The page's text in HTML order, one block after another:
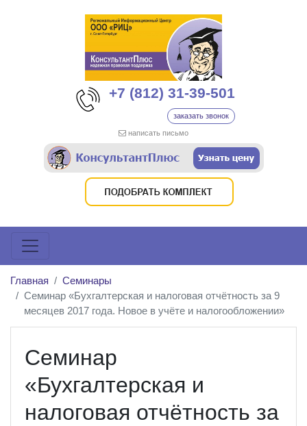
+7 (812) 31-39-501
заказать звонок
написать письмо
Главная
Семинары
Семинар «Бухгалтерская и налоговая отчётность за 9
месяцев 2017 года. Новое в учёте и налогообложении»
Семинар
«Бухгалтерская и
налоговая отчётность за